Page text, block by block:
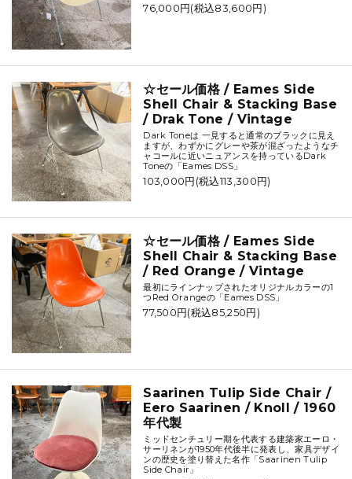
76,000円(税込83,600円)
☆セール価格 / Eames Side
Shell Chair & Stacking Base
/ Drak Tone / Vintage
Dark Toneは 一見すると通常のブラックに見え
ますが、わずかにグレーや茶が混ざったようなチ
ャコールに近いニュアンスを持っているDark
Toneの「Eames DSS」
103,000円(税込113,300円)
☆セール価格 / Eames Side
Shell Chair & Stacking Base
/ Red Orange / Vintage
最初にラインナップされたオリジナルカラーの1
つRed Orangeの「Eames DSS」
77,500円(税込85,250円)
Saarinen Tulip Side Chair /
Eero Saarinen / Knoll / 1960
年代製
ミッドセンチュリー期を代表する建築家エーロ・
サーリネンが1950年代後半に発表し、家具デザイ
ンの歴史を塗り替えた名作「Saarinen Tulip
Side Chair」